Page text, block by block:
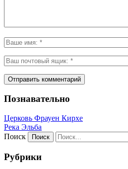
Познавательно
Церковь Фрауен Кирхе
Река Эльба
Поиск
Рубрики